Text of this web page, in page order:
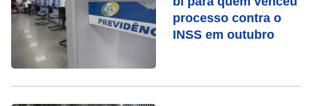
processo contra o
INSS em outubro